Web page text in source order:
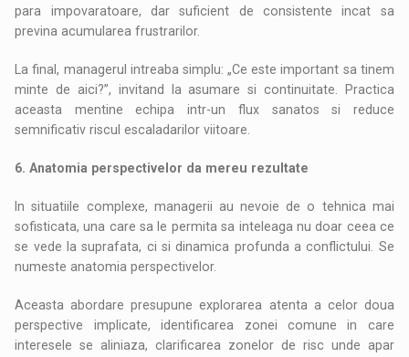
para impovaratoare, dar suficient de consistente incat sa
previna acumularea frustrarilor.
La final, managerul intreaba simplu: „Ce este important sa tinem
minte de aici?”, invitand la asumare si continuitate. Practica
aceasta mentine echipa intr-un flux sanatos si reduce
semnificativ riscul escaladarilor viitoare.
6. Anatomia perspectivelor da mereu rezultate
In situatiile complexe, managerii au nevoie de o tehnica mai
sofisticata, una care sa le permita sa inteleaga nu doar ceea ce
se vede la suprafata, ci si dinamica profunda a conflictului. Se
numeste anatomia perspectivelor.
Aceasta abordare presupune explorarea atenta a celor doua
perspective implicate, identificarea zonei comune in care
interesele se aliniaza, clarificarea zonelor de risc unde apar